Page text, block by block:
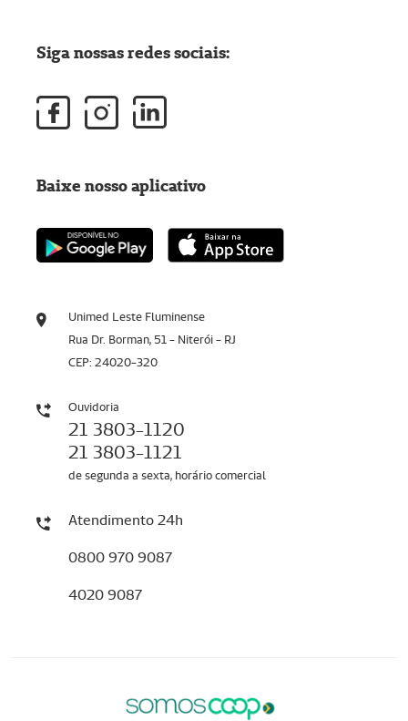
Unimed Leste Fluminense
Rua Dr. Borman, 51 - Niterói - RJ
CEP: 24020-320
Ouvidoria
21 3803-1120
21 3803-1121
de segunda a sexta, horário comercial
Atendimento 24h
0800 970 9087
4020 9087
Siga nossas redes sociais:
Baixe nosso aplicativo